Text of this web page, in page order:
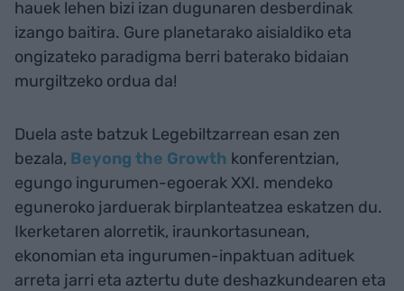
hauek lehen bizi izan dugunaren desberdinak
izango baitira. Gure planetarako aisialdiko eta
ongizateko paradigma berri baterako bidaian
murgiltzeko ordua da!
Duela aste batzuk Legebiltzarrean esan zen
bezala, Beyong the Growth konferentzian,
egungo ingurumen-egoerak XXI. mendeko
eguneroko jarduerak birplanteatzea eskatzen du.
Ikerketaren alorretik, iraunkortasunean,
ekonomian eta ingurumen-inpaktuan adituek
arreta jarri eta aztertu dute deshazkundearen eta